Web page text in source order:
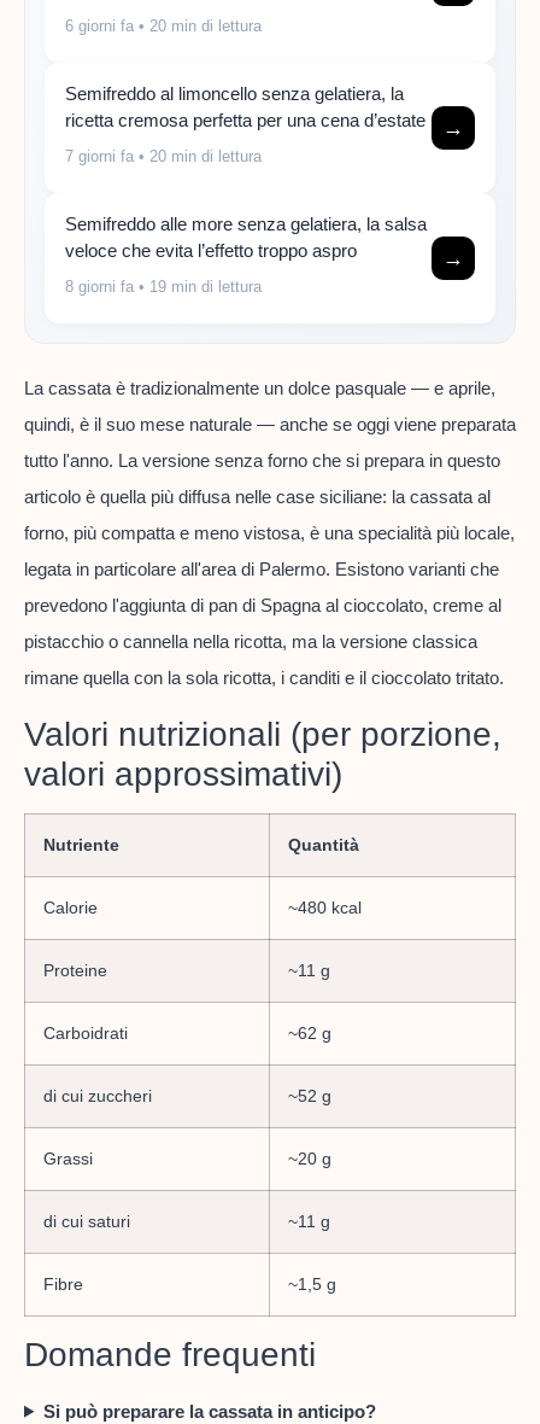
6 giorni fa • 20 min di lettura
Semifreddo al limoncello senza gelatiera, la
ricetta cremosa perfetta per una cena d’estate
7 giorni fa • 20 min di lettura
→
Semifreddo alle more senza gelatiera, la salsa
veloce che evita l’effetto troppo aspro
8 giorni fa • 19 min di lettura
→
La cassata è tradizionalmente un dolce pasquale — e aprile,
quindi, è il suo mese naturale — anche se oggi viene preparata
tutto l'anno. La versione senza forno che si prepara in questo
articolo è quella più diffusa nelle case siciliane: la cassata al
forno, più compatta e meno vistosa, è una specialità più locale,
legata in particolare all'area di Palermo. Esistono varianti che
prevedono l'aggiunta di pan di Spagna al cioccolato, creme al
pistacchio o cannella nella ricotta, ma la versione classica
rimane quella con la sola ricotta, i canditi e il cioccolato tritato.
Valori nutrizionali (per porzione,
valori approssimativi)
Nutriente Quantità
Calorie ~480 kcal
Proteine ~11 g
Carboidrati ~62 g
di cui zuccheri ~52 g
Grassi ~20 g
di cui saturi ~11 g
Fibre ~1,5 g
Domande frequenti
Si può preparare la cassata in anticipo?